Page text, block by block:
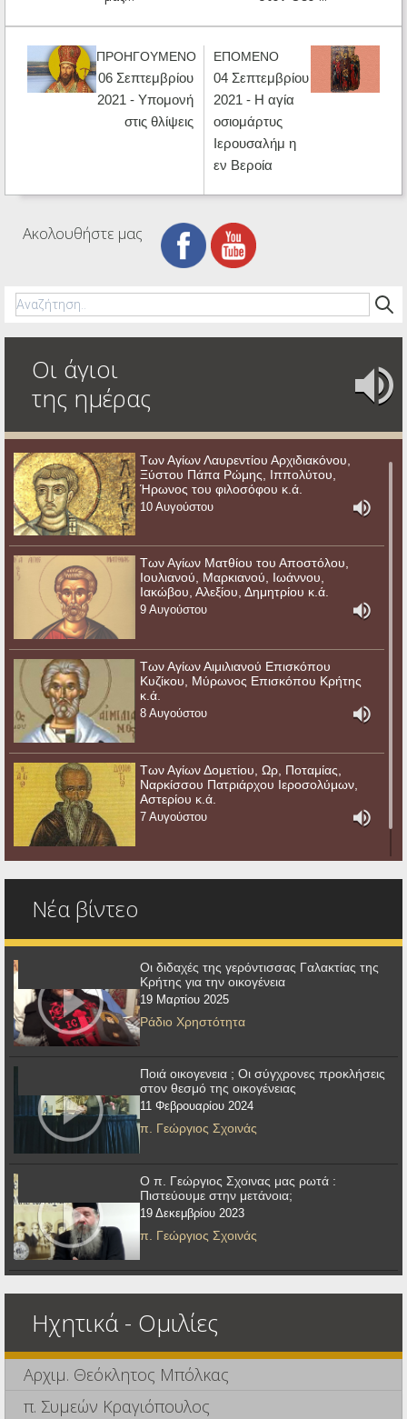
ΠΡΟΗΓΟΥΜΕΝΟ
06 Σεπτεμβρίου
2021 - Υπομονή
στις θλίψεις
ΕΠΟΜΕΝΟ
04 Σεπτεμβρίου
2021 - Η αγία
οσιομάρτυς
Ιερουσαλήμ η
εν Βεροία
Ακολουθήστε μας
Οι άγιοι
της ημέρας
Των Αγίων Λαυρεντίου Αρχιδιακόνου,
Ξύστου Πάπα Ρώμης, Ιππολύτου,
Ήρωνος του φιλοσόφου κ.ά.
10 Αυγούστου
Των Αγίων Ματθίου του Αποστόλου,
Ιουλιανού, Μαρκιανού, Ιωάννου,
Ιακώβου, Αλεξίου, Δημητρίου κ.ά.
9 Αυγούστου
Των Αγίων Αιμιλιανού Επισκόπου
Κυζίκου, Μύρωνος Επισκόπου Κρήτης
κ.ά.
8 Αυγούστου
Των Αγίων Δομετίου, Ωρ, Ποταμίας,
Ναρκίσσου Πατριάρχου Ιεροσολύμων,
Αστερίου κ.ά.
7 Αυγούστου
Νέα βίντεο
Οι διδαχές της γερόντισσας Γαλακτίας της
Κρήτης για την οικογένεια
19 Μαρτίου 2025
Ράδιο Χρηστότητα
Ποιά οικογενεια ; Οι σύγχρονες προκλήσεις
στον θεσμό της οικογένειας
11 Φεβρουαρίου 2024
π. Γεώργιος Σχοινάς
Ο π. Γεώργιος Σχοινας μας ρωτά :
Πιστεύουμε στην μετάνοια;
19 Δεκεμβρίου 2023
π. Γεώργιος Σχοινάς
Ηχητικά - Ομιλίες
Αρχιμ. Θεόκλητος Μπόλκας
π. Συμεών Κραγιόπουλος